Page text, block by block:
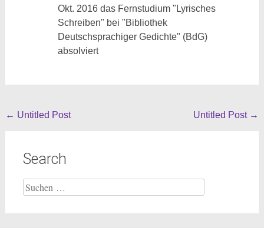
Okt. 2016 das Fernstudium "Lyrisches
Schreiben" bei "Bibliothek
Deutschsprachiger Gedichte" (BdG)
absolviert
Beitragsnavigation
← Untitled Post Untitled Post →
Search
Suche
nach: